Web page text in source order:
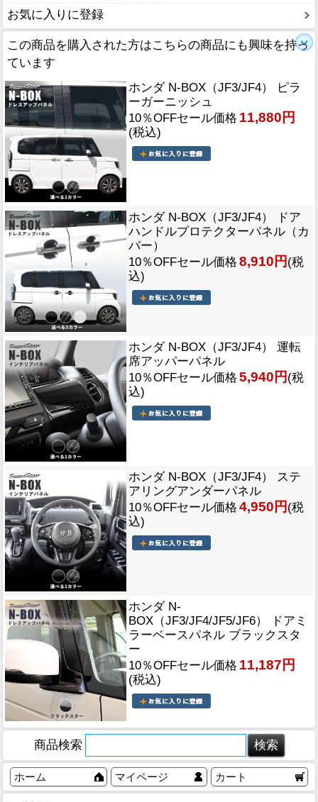
お気に入りに登録
この商品を購入された方はこちらの商品にも興味を持っ
ています
ホンダ N-BOX（JF3/JF4） ピラ
ーガーニッシュ
10％OFFセール価格 11,880円
(税込)
ホンダ N-BOX（JF3/JF4） ドア
ハンドルプロテクターパネル（カ
バー）
10％OFFセール価格 8,910円 (税
込)
ホンダ N-BOX（JF3/JF4） 運転
席アッパーパネル
10％OFFセール価格 5,940円 (税
込)
ホンダ N-BOX（JF3/JF4） ステ
アリングアンダーパネル
10％OFFセール価格 4,950円 (税
込)
ホンダ N-
BOX（JF3/JF4/JF5/JF6） ドアミ
ラーベースパネル ブラックスタ
ー
10％OFFセール価格 11,187円
(税込)
商品検索
ホーム マイページ カート